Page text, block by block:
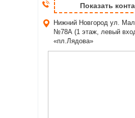
Показать
Нижний Новгород ул.
№78А (1 этаж, левый
«пл.Лядова»